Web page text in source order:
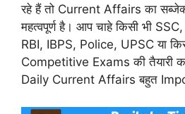
रहे हैं तो Current Affairs का
महत्वपूर्ण है। आप चाहे किसी भी
RBI, IBPS, Police, UPSC या
Competitive Exams की तैयारी
Daily Current Affairs बहुत